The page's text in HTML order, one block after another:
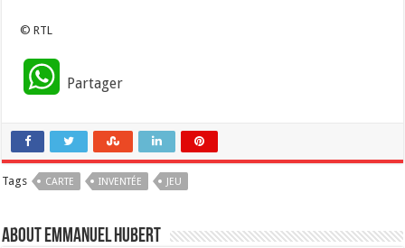
© RTL
W
a
t
Partager
Tags CARTE INVENTÉE JEU
About Emmanuel Hubert